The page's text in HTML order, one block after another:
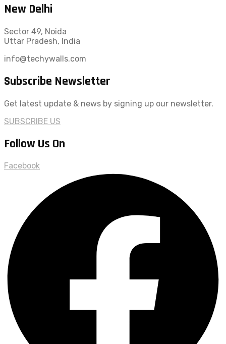
New Delhi
Sector 49, Noida
Uttar Pradesh, India
info@techywalls.com
Subscribe Newsletter
Get latest update & news by signing up our newsletter.
SUBSCRIBE US
Follow Us On
Facebook